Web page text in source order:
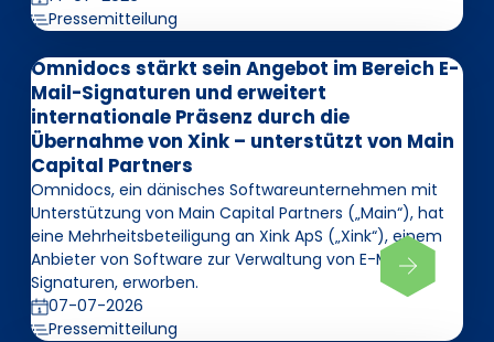
Pressemitteilung
Omnidocs stärkt sein Angebot im Bereich E-
Mail-Signaturen und erweitert
internationale Präsenz durch die
Übernahme von Xink – unterstützt von Main
Capital Partners
Omnidocs, ein dänisches Softwareunternehmen mit
Unterstützung von Main Capital Partners („Main“), hat
eine Mehrheitsbeteiligung an Xink ApS („Xink“), einem
Anbieter von Software zur Verwaltung von E-Mail-
Signaturen, erworben.
07-07-2026
Pressemitteilung